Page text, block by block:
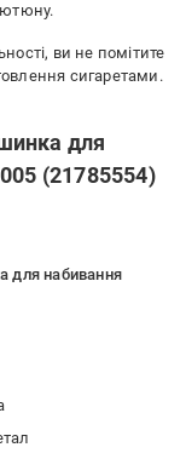
ви не помітите
сигаретами.
для
(21785554)
для набивання